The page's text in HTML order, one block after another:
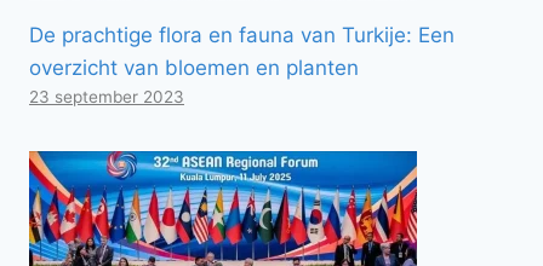
De prachtige flora en fauna van Turkije: Een
overzicht van bloemen en planten
23 september 2023